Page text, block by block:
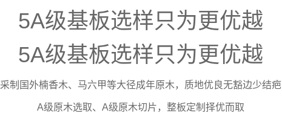
5A级基板选样只为更优越
5A级基板选样只为更优越
采制国外楠香木、马六甲等大径成年原木，质地优良无豁边少结疤
A级原木选取、A级原木切片，整板定制择优而取